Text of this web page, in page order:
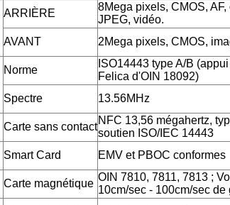
ARRIÈRE
8Mega pixels, CMOS,
JPEG, vidéo.
AVANT
2Mega pixels, CMOS,
Norme
ISO14443 type A/B
Felica d'OIN 18092)
Spectre
13.56MHz
Carte sans contact
NFC 13,56 mégahertz,
soutien ISO/IEC 14443
Smart Card EMV et PBOC conformes
Carte magnétique
OIN 7810, 7811, 7813 ;
10cm/sec - 100cm/sec de